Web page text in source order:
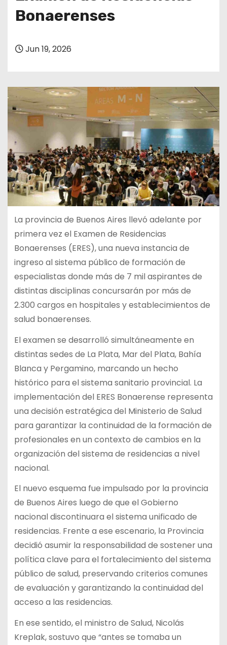
Bonaerenses
Jun 19, 2026
La provincia de Buenos Aires llevó adelante por
primera vez el Examen de Residencias
Bonaerenses (ERES), una nueva instancia de
ingreso al sistema público de formación de
especialistas donde más de 7 mil aspirantes de
distintas disciplinas concursarán por más de
2.300 cargos en hospitales y establecimientos de
salud bonaerenses.
El examen se desarrolló simultáneamente en
distintas sedes de La Plata, Mar del Plata, Bahía
Blanca y Pergamino, marcando un hecho
histórico para el sistema sanitario provincial. La
implementación del ERES Bonaerense representa
una decisión estratégica del Ministerio de Salud
para garantizar la continuidad de la formación de
profesionales en un contexto de cambios en la
organización del sistema de residencias a nivel
nacional.
El nuevo esquema fue impulsado por la provincia
de Buenos Aires luego de que el Gobierno
nacional discontinuara el sistema unificado de
residencias. Frente a ese escenario, la Provincia
decidió asumir la responsabilidad de sostener una
política clave para el fortalecimiento del sistema
público de salud, preservando criterios comunes
de evaluación y garantizando la continuidad del
acceso a las residencias.
En ese sentido, el ministro de Salud, Nicolás
Kreplak, sostuvo que “antes se tomaba un